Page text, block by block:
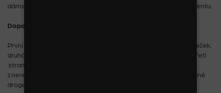
dámskou/dětskou reklamou v závislosti na typu vašeho sortimentu.
Doporučené zboží:
První strana obsahuje navěšené zboží v podobě sponek a gumiček,
druhá strana skřipce, betky, pérka a ostatní vlasové doplňky, třetí
strana je sestavena z dětské a dámské bižuterie a šperků
z nerezové oceli a čtvrtá strana je naplněna sortimentem drobné
drogerie (nůžky, pilníky, hřebeny, kartáče + tubus s čelenkami).